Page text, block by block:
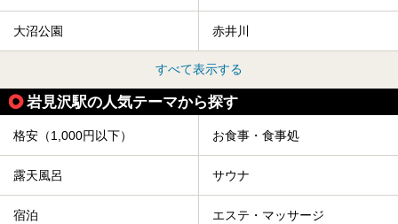
大沼公園 赤井川
すべて表示する
岩見沢駅の人気テーマから探す
格安（1,000円以下） お食事・食事処
露天風呂 サウナ
宿泊 エステ・マッサージ